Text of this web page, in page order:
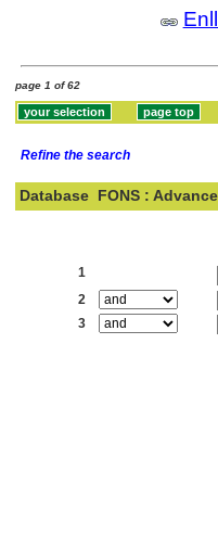
page 1 of 62
Refine the search
Database FONS :
1
2
3